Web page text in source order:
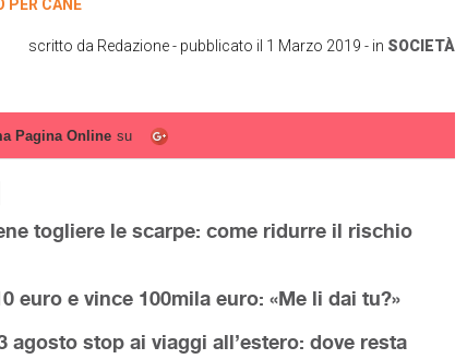
PER CANE
scritto da Redazione- pubblicato il 1 Marzo 2019 - in SOCIETÀ
Pagina Online su
togliere le scarpe: come ridurre il rischio
euro e vince 100mila euro: «Me li dai tu?»
agosto stop ai viaggi all’estero: dove resta